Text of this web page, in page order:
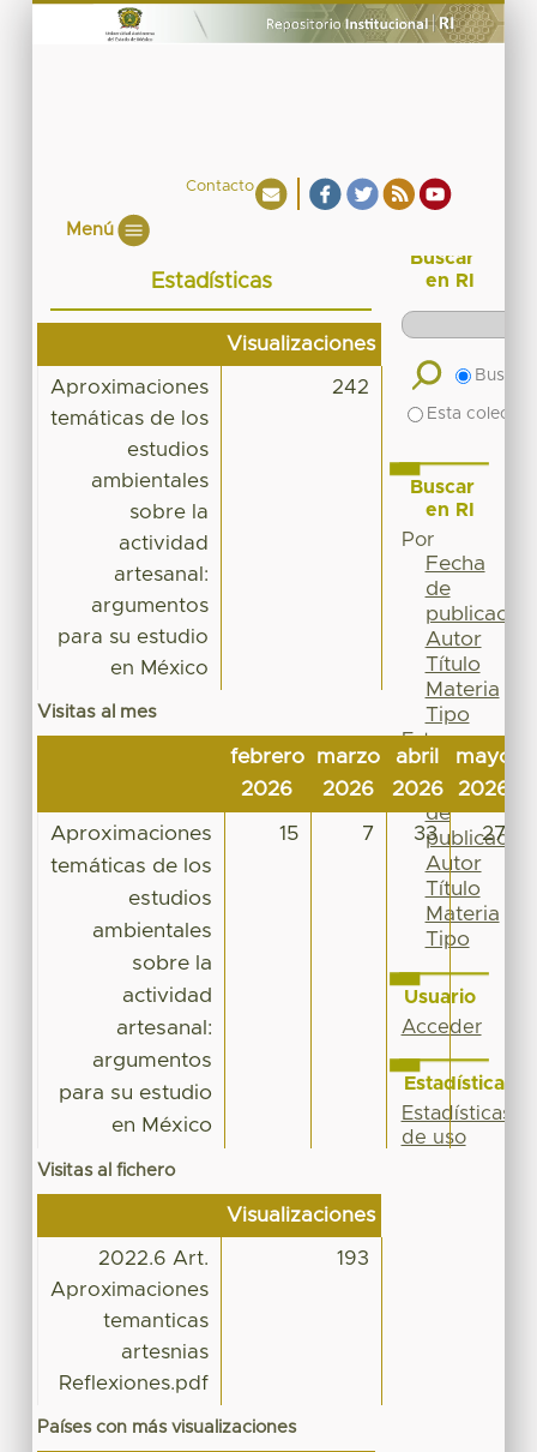
Contacto
Menú
Estadísticas
Visualizaciones
Aproximaciones
temáticas de los
estudios
ambientales
sobre la
actividad
artesanal:
argumentos
para su estudio
en México
242
Visitas al mes
febrero
2026
marzo
2026
abril
2026
mayo
2026
Aproximaciones
temáticas de los
estudios
ambientales
sobre la
actividad
artesanal:
argumentos
para su estudio
en México
15 7 33 27
Visitas al fichero
Visualizaciones
2022.6 Art.
Aproximaciones
temanticas
artesnias
Reflexiones.pdf
193
Países con más visualizaciones
Buscar
en RI
Buscar
Esta
Buscar
en RI
Por
Fecha
de
publicación
Autor
Título
Materia
Tipo
Esta
colección
Fecha
de
publicación
Autor
Título
Materia
Tipo
Usuario
Acceder
Estadísticas
Estadísticas
de uso